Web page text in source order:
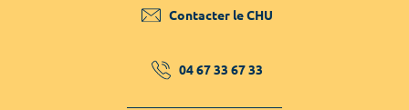
Contacter le CHU
04 67 33 67 33